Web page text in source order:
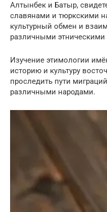
Алтынбек и Батыр,
славянами и тюркскими
культурный обмен и
различными этническими
Изучение этимологии
историю и культуру
проследить пути
различными народами.